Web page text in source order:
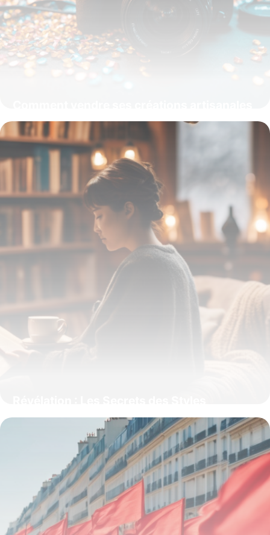
en 2024 : stratégies et tendances
15 juin 2026
d’Écriture qui Captivent l’Imagination et
Transforment la Littérature